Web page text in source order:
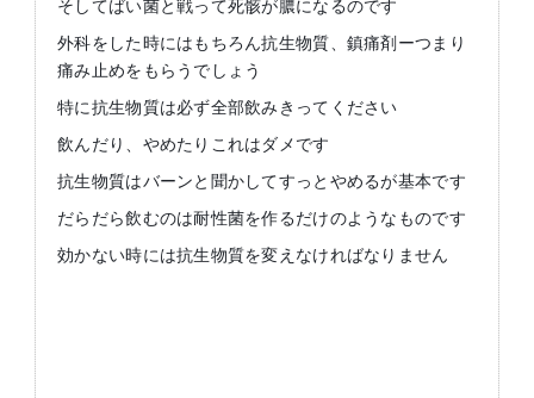
そしてばい菌と戦って死骸が膿になるのです
外科をした時にはもちろん抗生物質、鎮痛剤ーつまり
痛み止めをもらうでしょう
特に抗生物質は必ず全部飲みきってください
飲んだり、やめたりこれはダメです
抗生物質はバーンと聞かしてすっとやめるが基本です
だらだら飲むのは耐性菌を作るだけのようなものです
効かない時には抗生物質を変えなければなりません